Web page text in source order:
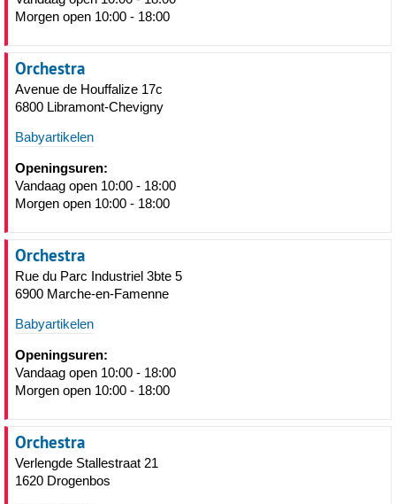
Morgen open 10:00 - 18:00
Orchestra
Avenue de Houffalize 17c
6800 Libramont-Chevigny
Babyartikelen
Openingsuren:
Vandaag open 10:00 - 18:00
Morgen open 10:00 - 18:00
Orchestra
Rue du Parc Industriel 3bte 5
6900 Marche-en-Famenne
Babyartikelen
Openingsuren:
Vandaag open 10:00 - 18:00
Morgen open 10:00 - 18:00
Orchestra
Verlengde Stallestraat 21
1620 Drogenbos